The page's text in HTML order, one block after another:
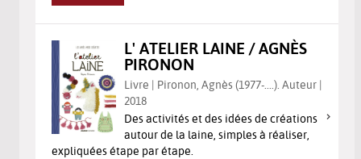
L' ATELIER LAINE / AGNÈS
PIRONON
Livre | Pironon, Agnès (1977-....). Auteur |
2018
Des activités et des idées de créations
autour de la laine, simples à réaliser,
expliquées étape par étape.